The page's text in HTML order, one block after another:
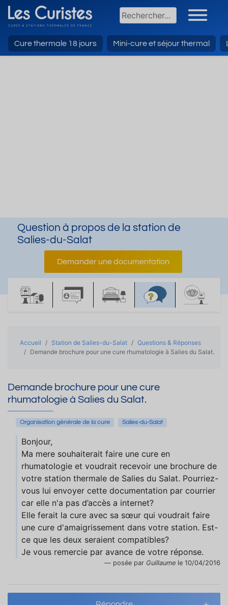
Cure thermale 18 jours Mini-cure et séjour thermal
Question à propos de la station de
Salies-du-Salat
Demander une documentation
Accueil Station de Salies-du-Salat
Questions & Réponses
Demande brochure pour une cure rhumatologie à Salies du Salat.
Demande brochure pour une cure
rhumatologie à Salies du Salat.
Organisation générale de la cure Salies-du-Salat
Bonjour,
Ma mere souhaiterait faire une cure en
rhumatologie et voudrait recevoir une brochure de
votre station thermale de Salies du Salat. Pourriez-
vous lui envoyer cette documentation par courrier
car elle n'a pas d’accès a internet?
Elle ferait la cure avec sa sœur qui voudrait faire
une cure d'amaigrissement dans votre station. Est-
ce que les deux seraient compatibles?
Je vous remercie par avance de votre réponse.
posée par Guillaume le 10/04/2016